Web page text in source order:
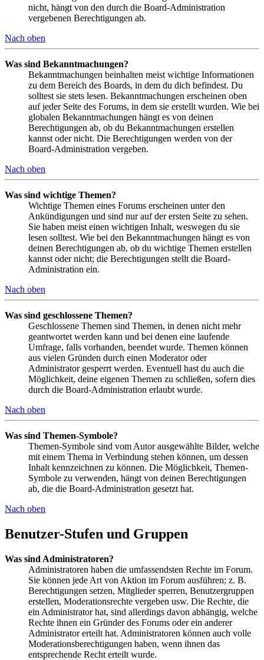
nicht, hängt von den durch die Board-Administration
vergebenen Berechtigungen ab.
Nach oben
Was sind Bekanntmachungen?
Bekanntmachungen beinhalten meist wichtige Informationen
zu dem Bereich des Boards, in dem du dich befindest. Du
solltest sie stets lesen. Bekanntmachungen erscheinen oben
auf jeder Seite des Forums, in dem sie erstellt wurden. Wie bei
globalen Bekanntmachungen hängt es von deinen
Berechtigungen ab, ob du Bekanntmachungen erstellen
kannst oder nicht. Die Berechtigungen werden von der
Board-Administration vergeben.
Nach oben
Was sind wichtige Themen?
Wichtige Themen eines Forums erscheinen unter den
Ankündigungen und sind nur auf der ersten Seite zu sehen.
Sie haben meist einen wichtigen Inhalt, weswegen du sie
lesen solltest. Wie bei den Bekanntmachungen hängt es von
deinen Berechtigungen ab, ob du wichtige Themen erstellen
kannst oder nicht; die Berechtigungen stellt die Board-
Administration ein.
Nach oben
Was sind geschlossene Themen?
Geschlossene Themen sind Themen, in denen nicht mehr
geantwortet werden kann und bei denen eine laufende
Umfrage, falls vorhanden, beendet wurde. Themen können
aus vielen Gründen durch einen Moderator oder
Administrator gesperrt werden. Eventuell hast du auch die
Möglichkeit, deine eigenen Themen zu schließen, sofern dies
durch die Board-Administration erlaubt wurde.
Nach oben
Was sind Themen-Symbole?
Themen-Symbole sind vom Autor ausgewählte Bilder, welche
mit einem Thema in Verbindung stehen können, um dessen
Inhalt kennzeichnen zu können. Die Möglichkeit, Themen-
Symbole zu verwenden, hängt von deinen Berechtigungen
ab, die die Board-Administration gesetzt hat.
Nach oben
Benutzer-Stufen und Gruppen
Was sind Administratoren?
Administratoren haben die umfassendsten Rechte im Forum.
Sie können jede Art von Aktion im Forum ausführen; z. B.
Berechtigungen setzen, Mitglieder sperren, Benutzergruppen
erstellen, Moderationsrechte vergeben usw. Die Rechte, die
ein Administrator hat, sind allerdings davon abhängig, welche
Rechte ihnen ein Gründer des Forums oder ein anderer
Administrator erteilt hat. Administratoren können auch volle
Moderationsberechtigungen haben, wenn ihnen das
entsprechende Recht erteilt wurde.